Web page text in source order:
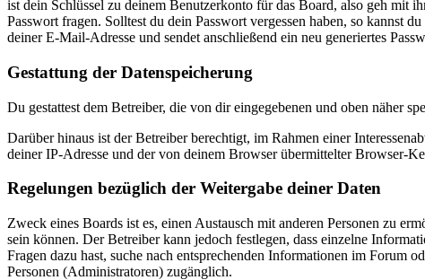
ist dein Schlüssel zu deinem Benutzerkonto für das Board, also geh mit
Passwort fragen. Solltest du dein Passwort vergessen haben, so kannst
deiner E-Mail-Adresse und sendet anschließend ein neu generiertes
Gestattung der Datenspeicherung
Du gestattest dem Betreiber, die von dir eingegebenen und oben näher
Darüber hinaus ist der Betreiber berechtigt, im Rahmen einer
deiner IP-Adresse und der von deinem Browser übermittelter Browser-
Regelungen bezüglich der Weitergabe deiner Daten
Zweck eines Boards ist es, einen Austausch mit anderen Personen zu
sein können. Der Betreiber kann jedoch festlegen, dass einzelne
Fragen dazu hast, suche nach entsprechenden Informationen im Forum
Personen (Administratoren) zugänglich.